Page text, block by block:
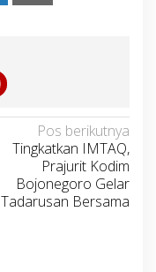
Pos berikutnya
Tingkatkan IMTAQ,
Prajurit Kodim
Bojonegoro Gelar
Tadarusan Bersama